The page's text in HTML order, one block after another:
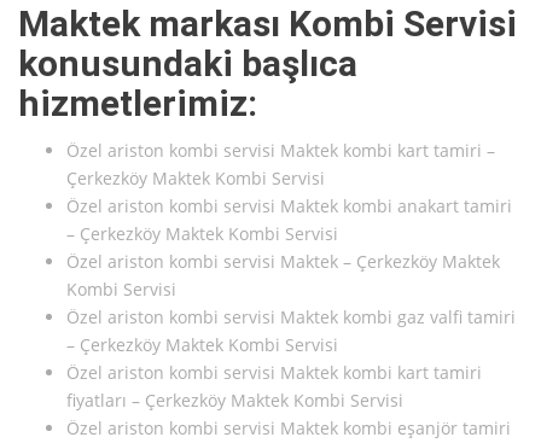
Maktek markası Kombi Servisi
konusundaki başlıca
hizmetlerimiz:
Özel ariston kombi servisi Maktek kombi kart tamiri –
Çerkezköy Maktek Kombi Servisi
Özel ariston kombi servisi Maktek kombi anakart tamiri
– Çerkezköy Maktek Kombi Servisi
Özel ariston kombi servisi Maktek – Çerkezköy Maktek
Kombi Servisi
Özel ariston kombi servisi Maktek kombi gaz valfi tamiri
– Çerkezköy Maktek Kombi Servisi
Özel ariston kombi servisi Maktek kombi kart tamiri
fiyatları – Çerkezköy Maktek Kombi Servisi
Özel ariston kombi servisi Maktek kombi eşanjör tamiri